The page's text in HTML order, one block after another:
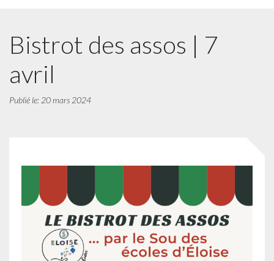
Bistrot des assos | 7
avril
Publié le: 20 mars 2024